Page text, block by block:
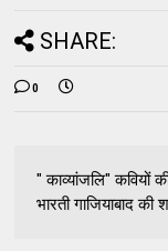
SHARE:
0
" काव्यांजलि" कवियों
भारती गाजियाबाद की